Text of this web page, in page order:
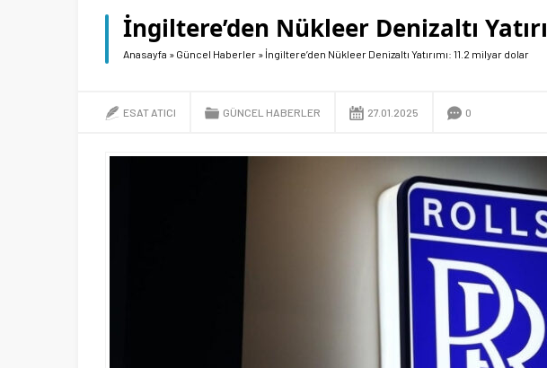
İngiltere’den Nükleer Denizaltı
Anasayfa » Güncel Haberler » İngiltere’den Nükleer Denizaltı Yatırımı: 11.2 milyar dolar
ESAT ATICI GÜNCEL HABERLER 27.01.2025 0